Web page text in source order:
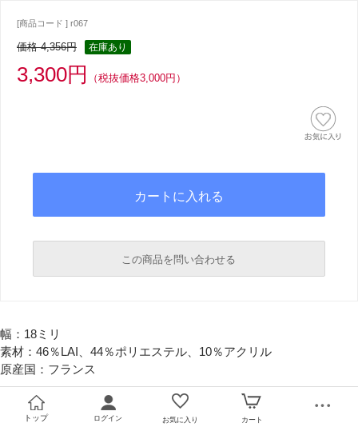
[商品コード ] r067
価格 4,356円 在庫あり
3,300円 （税抜価格3,000円）
この商品を問い合わせる
幅：18ミリ
素材：46％LAI、44％ポリエステル、10％アクリル
原産国：フランス
トップ ログイン お気に入り カート